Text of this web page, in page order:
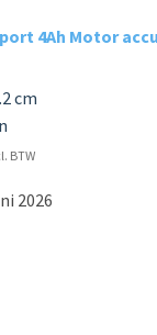
4Ah Motor
cm
BTW
2026